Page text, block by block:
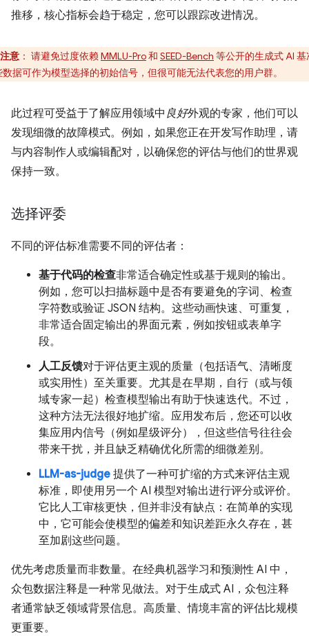
推移，核心指标会趋于稳定，您可以跟踪改进情况。
注意 ： 请避免过度依赖 MMLU-Pro和 SEED-Bench 等公开的生成式 AI 基
数据可作为模型选择的初始信号，但很可能无法代表您的用户群。
此过程可受益于了解应用领域中 良好外观的专家，他们可以
发现细微的故障模式。例如，如果您正在开发写作助理，请
与内容制作人或编辑配对，以确保您的评估与他们的世界观
保持一致。
选择评委
不同的评估标准需要不同的评估者：
基于代码的检查非常适合确定性或基于规则的输出。
例如，您可以扫描标题中是否有要避免的字词、检查
字符数或验证 JSON 结构。这些动画快速、可重复，
非常适合固定输出的界面元素，例如按钮或表单字
段。
人工反馈对于评估更主观的质量（包括语气、清晰度
或实用性）至关重要。尤其是在早期，自行（或与领
域专家一起）检查模型输出有助于快速迭代。不过，
这种方法无法很好地扩缩。应用发布后，您还可以收
集应用内信号（例如星级评分），但这些信号往往会
带来干扰，并且缺乏精确优化所需的细微差别。
LLM-as-judge 提供了一种可扩缩的方式来评估主观
标准，即使用另一个 AI 模型对输出进行评分或评价。
它比人工审核更快，但并非没有缺点：在简单的实现
中，它可能会使模型的偏差和知识差距永久存在，甚
至加剧这些问题。
优先考虑质量而非数量。在经典机器学习和预测性 AI 中，
众包数据注释是一种常见做法。对于生成式 AI，众包注释
者通常缺乏领域背景信息。高质量、情境丰富的评估比规模
更重要。